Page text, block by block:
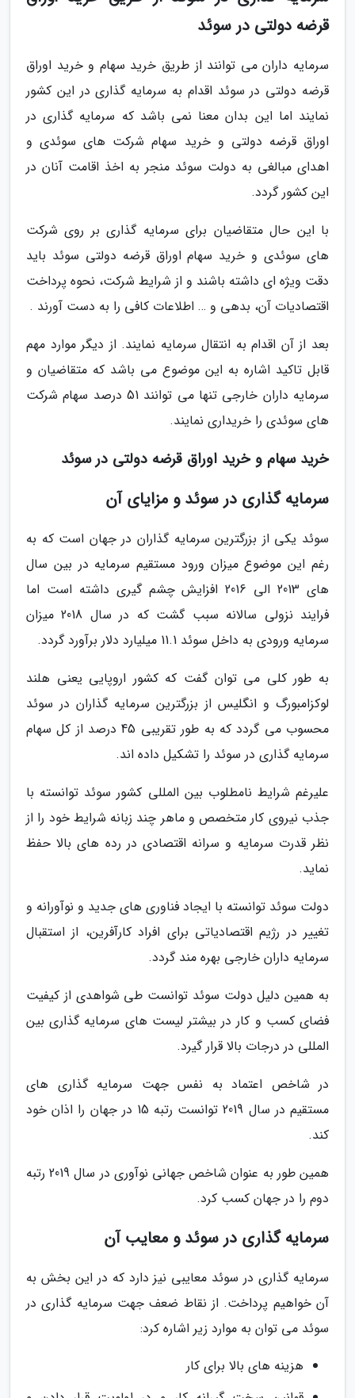
قرضه دولتی در سوئد
سرمایه داران می توانند از طریق خرید سهام و خرید اوراق
قرضه دولتی در سوئد اقدام به سرمایه گذاری در این کشور
نمایند اما این بدان معنا نمی باشد که سرمایه گذاری در
اوراق قرضه دولتی و خرید سهام شرکت های سوئدی و
اهدای مبالغی به دولت سوئد منجر به اخذ اقامت آنان در
این کشور گردد.
با این حال متقاضیان برای سرمایه گذاری بر روی شرکت
های سوئدی و خرید سهام اوراق قرضه دولتی سوئد باید
دقت ویژه ای داشته باشند و از شرایط شرکت، نحوه پرداخت
اقتصادیات آن، بدهی و … اطلاعات کافی را به دست آورند .
بعد از آن اقدام به انتقال سرمایه نمایند. از دیگر موارد مهم
قابل تاکید اشاره به این موضوع می باشد که متقاضیان و
سرمایه داران خارجی تنها می توانند 51 درصد سهام شرکت
های سوئدی را خریداری نمایند.
خرید سهام و خرید اوراق قرضه دولتی در سوئد
سرمایه گذاری در سوئد و مزایای آن
سوئد یکی از بزرگترین سرمایه گذاران در جهان است که به
رغم این موضوع میزان ورود مستقیم سرمایه در بین سال
های 2013 الی 2016 افزایش چشم گیری داشته است اما
فرایند نزولی سالانه سبب گشت که در سال 2018 میزان
سرمایه ورودی به داخل سوئد 11.1 میلیارد دلار برآورد گردد.
به طور کلی می توان گفت که کشور اروپایی یعنی هلند
لوکزامبورگ و انگلیس از بزرگترین سرمایه گذاران در سوئد
محسوب می گردد که به طور تقریبی 45 درصد از کل سهام
سرمایه گذاری در سوئد را تشکیل داده اند.
علیرغم شرایط نامطلوب بین المللی کشور سوئد توانسته با
جذب نیروی کار متخصص و ماهر چند زبانه شرایط خود را از
نظر قدرت سرمایه و سرانه اقتصادی در رده های بالا حفظ
نماید.
دولت سوئد توانسته با ایجاد فناوری های جدید و نوآورانه و
تغییر در رژیم اقتصادیاتی برای افراد کارآفرین، از استقبال
سرمایه داران خارجی بهره مند گردد.
به همین دلیل دولت سوئد توانست طی شواهدی از کیفیت
فضای کسب و کار در بیشتر لیست های سرمایه گذاری بین
المللی در درجات بالا قرار گیرد.
در شاخص اعتماد به نفس جهت سرمایه گذاری های
مستقیم در سال 2019 توانست رتبه 15 در جهان را اذان خود
کند.
همین طور به عنوان شاخص جهانی نوآوری در سال 2019 رتبه
دوم را در جهان کسب کرد.
سرمایه گذاری در سوئد و معایب آن
سرمایه گذاری در سوئد معایبی نیز دارد که در این بخش به
آن خواهیم پرداخت. از نقاط ضعف جهت سرمایه گذاری در
سوئد می توان به موارد زیر اشاره کرد:
هزینه های بالا برای کار